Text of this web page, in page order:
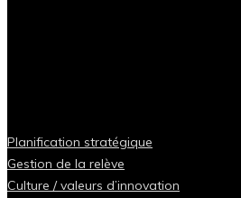
Planification stratégique
Gestion de la relève
Culture / valeurs d’innovation